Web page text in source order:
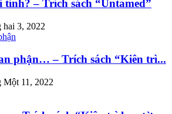
tính? – Trích sách “Untamed”
hai 3, 2022
phận… – Trích sách “Kiên trì...
Một 11, 2022